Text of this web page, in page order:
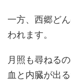
一方、西郷ど
われます。
月照も尋ねる
血と内臓が出